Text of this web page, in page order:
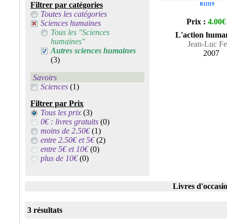
Filtrer par catégories
Toutes les catégories
Sciences humaines
Tous les "Sciences
humaines"
Autres sciences humaines
(3)
Savoirs
Sciences (1)
Filtrer par Prix
Tous les prix (3)
0€ : livres gratuits (0)
moins de 2.50€(1)
entre 2.50€ et 5€(2)
entre 5€ et 10€(0)
plus de 10€(0)
R11119
Prix : 4.00€
L'action
Jean-Luc
2007
Livres
3 résultats